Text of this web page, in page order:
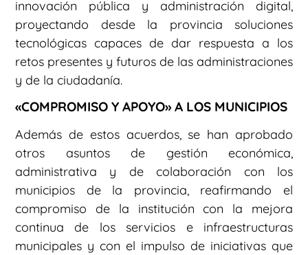
innovación pública y administración digital,
proyectando desde la provincia soluciones
tecnológicas capaces de dar respuesta a los
retos presentes y futuros de las administraciones
y de la ciudadanía.
«COMPROMISO Y APOYO» A LOS MUNICIPIOS
Además de estos acuerdos, se han aprobado
otros asuntos de gestión económica,
administrativa y de colaboración con los
municipios de la provincia, reafirmando el
compromiso de la institución con la mejora
continua de los servicios e infraestructuras
municipales y con el impulso de iniciativas que